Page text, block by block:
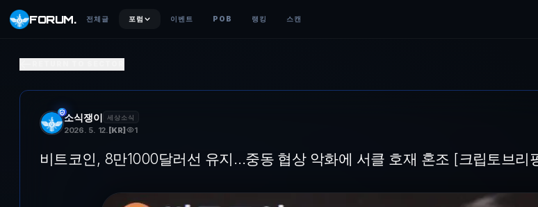
FORUM. 전체글 포럼 이벤트 POB 랭킹 스캔
11일 서울 강남구 빗썸라운지 전광판에 비트포인트 가격이 표시돼 있다. 사진=뉴시스 [파이낸셜뉴스] 비트포인트이
소식쟁이 세상소식
2026. 5. 12. [KR] 1
비트코인, 8만1000달러선 유지…중동 협상 악화에 서클 호재 혼조 [크립토브리